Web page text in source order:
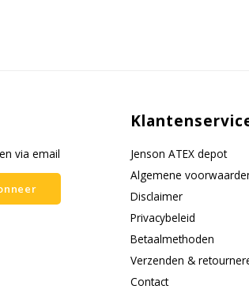
via email
Jenson ATEX depot
Algemene
Disclaimer
Privacybeleid
Betaalmethoden
Verzenden &
Contact